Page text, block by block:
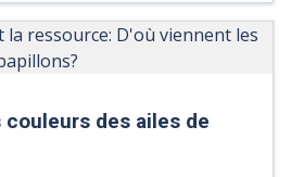
couleurs des ailes de